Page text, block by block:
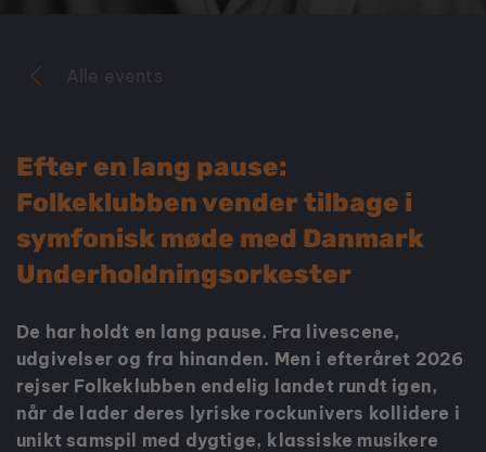
Alle events
Efter en lang pause:
Folkeklubben vender tilbage i
symfonisk møde med Danmark
Underholdningsorkester
De har holdt en lang pause. Fra livescene,
udgivelser og fra hinanden. Men i efteråret 2026
rejser Folkeklubben endelig landet rundt igen,
når de lader deres lyriske rockunivers kollidere i
unikt samspil med dygtige, klassiske musikere